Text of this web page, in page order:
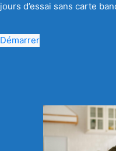
jours d’essai sans carte
Démarrer